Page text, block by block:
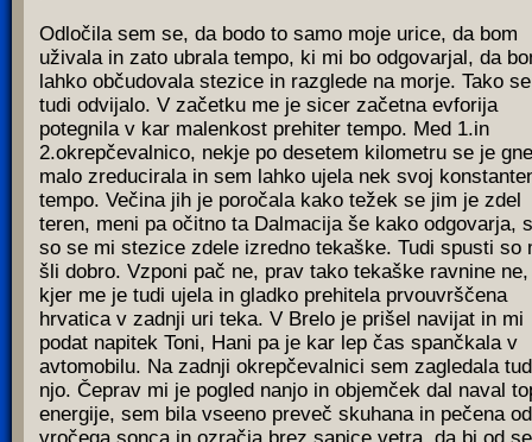
Odločila sem se, da bodo to samo moje urice, da bom
uživala in zato ubrala tempo, ki mi bo odgovarjal, da
lahko občudovala stezice in razglede na morje. Tako
tudi odvijalo. V začetku me je sicer začetna evforija
potegnila v kar malenkost prehiter tempo. Med 1.in
2.okrepčevalnico, nekje po desetem kilometru se je
malo zreducirala in sem lahko ujela nek svoj
tempo. Večina jih je poročala kako težek se jim je zdel
teren, meni pa očitno ta Dalmacija še kako odgovarja,
so se mi stezice zdele izredno tekaške. Tudi spusti so
šli dobro. Vzponi pač ne, prav tako tekaške ravnine ne,
kjer me je tudi ujela in gladko prehitela prvouvrščena
hrvatica v zadnji uri teka. V Brelo je prišel navijat in mi
podat napitek Toni, Hani pa je kar lep čas spančkala v
avtomobilu. Na zadnji okrepčevalnici sem zagledala
njo. Čeprav mi je pogled nanjo in objemček dal naval
energije, sem bila vseeno preveč skuhana in pečena od
vročega sonca in ozračja brez sapice vetra, da bi od